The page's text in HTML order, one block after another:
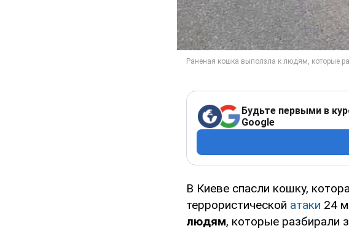
Будьте первыми в
Google
В Киеве спасли кошку,
террористической атаки 24
людям, которые разбирали